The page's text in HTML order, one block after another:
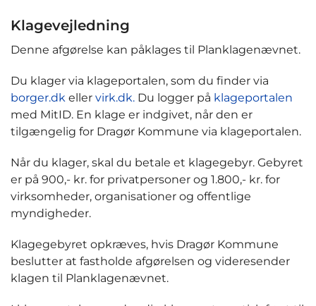
Klagevejledning
Denne afgørelse kan påklages til Planklagenævnet.
Du klager via klageportalen, som du finder via
borger.dk eller virk.dk. Du logger på klageportalen
med MitID. En klage er indgivet, når den er
tilgængelig for Dragør Kommune via klageportalen.
Når du klager, skal du betale et klagegebyr. Gebyret
er på 900,- kr. for privatpersoner og 1.800,- kr. for
virksomheder, organisationer og offentlige
myndigheder.
Klagegebyret opkræves, hvis Dragør Kommune
beslutter at fastholde afgørelsen og videresender
klagen til Planklagenævnet.